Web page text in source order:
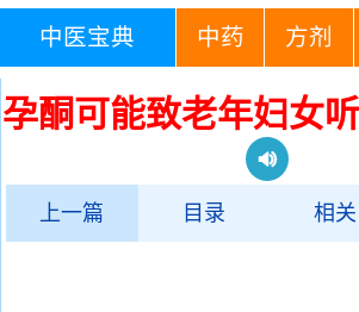
中医宝典 中药 方剂
孕酮可能致老年妇女
上一篇 目录 相关